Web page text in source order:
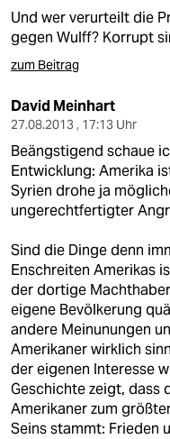
Und wer verurteilt die
gegen Wulff? Korrupt
zum Beitrag
David Meinhart
27.08.2013 , 17:13 Uhr
Beängstigend schaue
Entwicklung: Amerika
Syrien drohe ja
ungerechtfertigter
Sind die Dinge denn
Enschreiten Amerikas
der dortige
eigene Bevölkerung
andere Meinunungen
Amerikaner wirklich
der eigenen Interesse
Geschichte zeigt, dass
Amerikaner zum
Seins stammt: Frieden